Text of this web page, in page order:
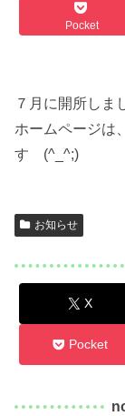
Pocket
７月に開所しま
ホームページは
す (^_^;)
お知らせ
X
Pocket